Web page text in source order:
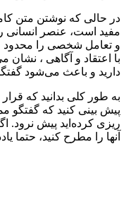
در حالی که نوشتن متن
مفید است، عنصر انسانی
و تعامل شخصی را
با اعتقاد و آگاهی ،
دارید و باعث می‌شود
به طور کلی بدانید که
پیش بینی کنید که گفتگو
ریزی کرده‌اید پیش نرود.
آنها را مطرح کنید، حتما